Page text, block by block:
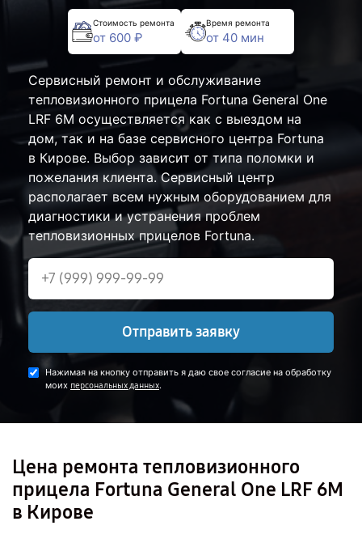
Стоимость ремонта
от 600 ₽
Время ремонта
от 40 мин
Сервисный ремонт и обслуживание
тепловизионного прицела Fortuna General One
LRF 6M осуществляется как с выездом на
дом, так и на базе сервисного центра Fortuna
в Кирове. Выбор зависит от типа поломки и
пожелания клиента. Сервисный центр
располагает всем нужным оборудованием для
диагностики и устранения проблем
тепловизионных прицелов Fortuna.
Отправить заявку
Нажимая на кнопку отправить я даю свое согласие на обработку
моих персональных данных.
Цена ремонта тепловизионного
прицела Fortuna General One LRF 6M
в Кирове